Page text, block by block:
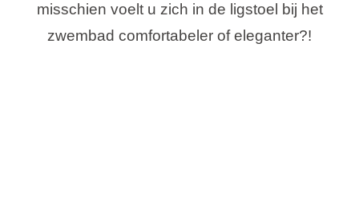
misschien voelt u zich in de ligstoel bij het
zwembad comfortabeler of eleganter?!